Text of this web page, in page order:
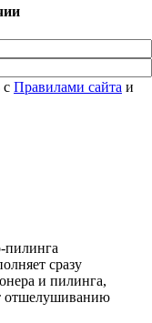
с Правилами сайта и
пилинга
сразу
и пилинга,
отшелушиванию